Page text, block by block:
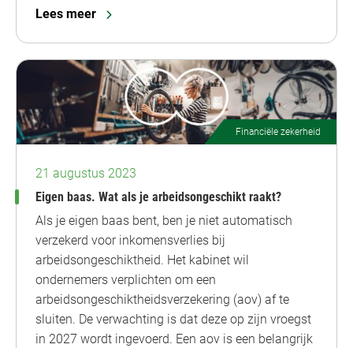
Lees meer
Financiële zekerheid
21 augustus 2023
Eigen baas. Wat als je arbeidsongeschikt raakt?
Als je eigen baas bent, ben je niet automatisch
verzekerd voor inkomensverlies bij
arbeidsongeschiktheid. Het kabinet wil
ondernemers verplichten om een
arbeidsongeschiktheidsverzekering (aov) af te
sluiten. De verwachting is dat deze op zijn vroegst
in 2027 wordt ingevoerd. Een aov is een belangrijk